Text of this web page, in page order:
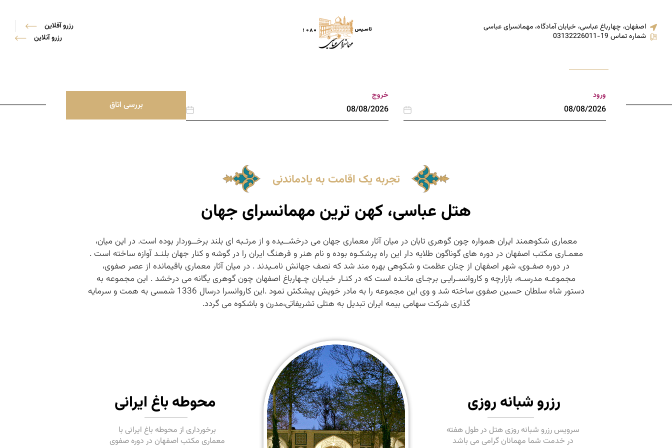
اصفهان، چهارباغ عباسی، خیابان آمادگاه، مهمانسرای عباسی
شماره تماس 19-03132226011
رزرو آفلاین
رزرو آنلاین
ورود
خروج
بررسی اتاق
تجربه یک اقامت به یادماندنی
هتل عباسی، کهن ترین مهمانسرای جهان
معماری شکوهمند ایران همواره چون گوهری تابان در میان آثار معماری جهان می درخشــیده و از مرتـبه ای بلند برخــوردار بوده است. در این میان،
معمـاری مکتب اصفهان در دوره های گوناگون طلایه دار این راه پرشکـوه بوده و نام هنر و فرهنگ ایران را در گوشه و کنار جهان بلنـد آوازه ساخته است .
در دوره صفـوی، شهر اصفهان از چنان عظمت و شکوهی بهره مند شد که نصف جهانش نامـیدند . در میان آثار معماری باقیمانده از عصر صفوی،
مجموعـه مدرسـه، بازارچه و کاروانسـرایـی برجـای مانـده است که در کنـار خیـابان چـهارباغ اصفهان چون گوهری یگانه می درخشد . این مجموعه به
دستور شاه سلطان حسین صفوی ساخته شد و وی این مجموعه را به مادر خویش پیشکش نمود .این کاروانسرا درسال 1336 شمسی به همت و سرمایه
گذاری شرکت سهامی بیمه ایران تبدیل به هتلی تشریفاتی،مدرن و باشکوه می گردد.
رزرو شبانه روزی
سرویس رزرو شبانه روزی هتل در طول هفته
در خدمت شما مهمانان گرامی می باشد
محوطه باغ ایرانی
برخورداری از محوطه باغ ایرانی با
معماری مکتب اصفهان در دوره صفوی